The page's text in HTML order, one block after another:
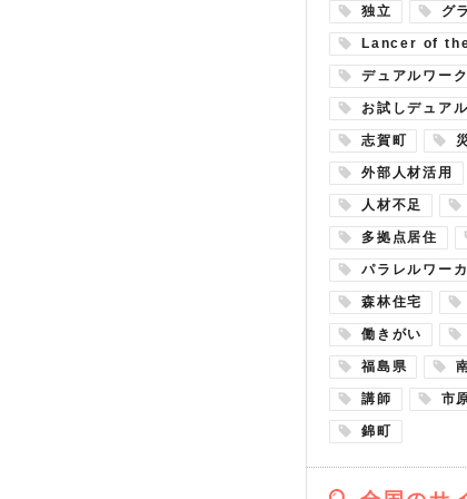
独立 グ
Lancer of
デュアルワーク
お試しデュア
志賀町
外部人材活用
人材不足
多拠点居住
パラレルワー
森林住宅
働きがい
福島県
講師 市
錦町